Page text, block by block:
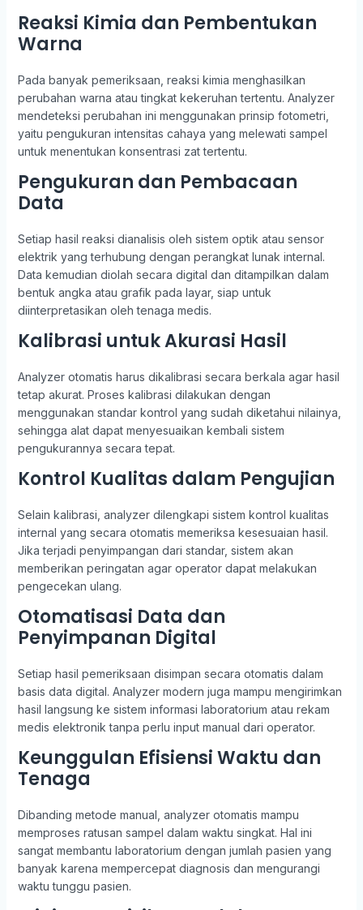
Reaksi Kimia dan Pembentukan
Warna
Pada banyak pemeriksaan, reaksi kimia menghasilkan
perubahan warna atau tingkat kekeruhan tertentu. Analyzer
mendeteksi perubahan ini menggunakan prinsip fotometri,
yaitu pengukuran intensitas cahaya yang melewati sampel
untuk menentukan konsentrasi zat tertentu.
Pengukuran dan Pembacaan
Data
Setiap hasil reaksi dianalisis oleh sistem optik atau sensor
elektrik yang terhubung dengan perangkat lunak internal.
Data kemudian diolah secara digital dan ditampilkan dalam
bentuk angka atau grafik pada layar, siap untuk
diinterpretasikan oleh tenaga medis.
Kalibrasi untuk Akurasi Hasil
Analyzer otomatis harus dikalibrasi secara berkala agar hasil
tetap akurat. Proses kalibrasi dilakukan dengan
menggunakan standar kontrol yang sudah diketahui nilainya,
sehingga alat dapat menyesuaikan kembali sistem
pengukurannya secara tepat.
Kontrol Kualitas dalam Pengujian
Selain kalibrasi, analyzer dilengkapi sistem kontrol kualitas
internal yang secara otomatis memeriksa kesesuaian hasil.
Jika terjadi penyimpangan dari standar, sistem akan
memberikan peringatan agar operator dapat melakukan
pengecekan ulang.
Otomatisasi Data dan
Penyimpanan Digital
Setiap hasil pemeriksaan disimpan secara otomatis dalam
basis data digital. Analyzer modern juga mampu mengirimkan
hasil langsung ke sistem informasi laboratorium atau rekam
medis elektronik tanpa perlu input manual dari operator.
Keunggulan Efisiensi Waktu dan
Tenaga
Dibanding metode manual, analyzer otomatis mampu
memproses ratusan sampel dalam waktu singkat. Hal ini
sangat membantu laboratorium dengan jumlah pasien yang
banyak karena mempercepat diagnosis dan mengurangi
waktu tunggu pasien.